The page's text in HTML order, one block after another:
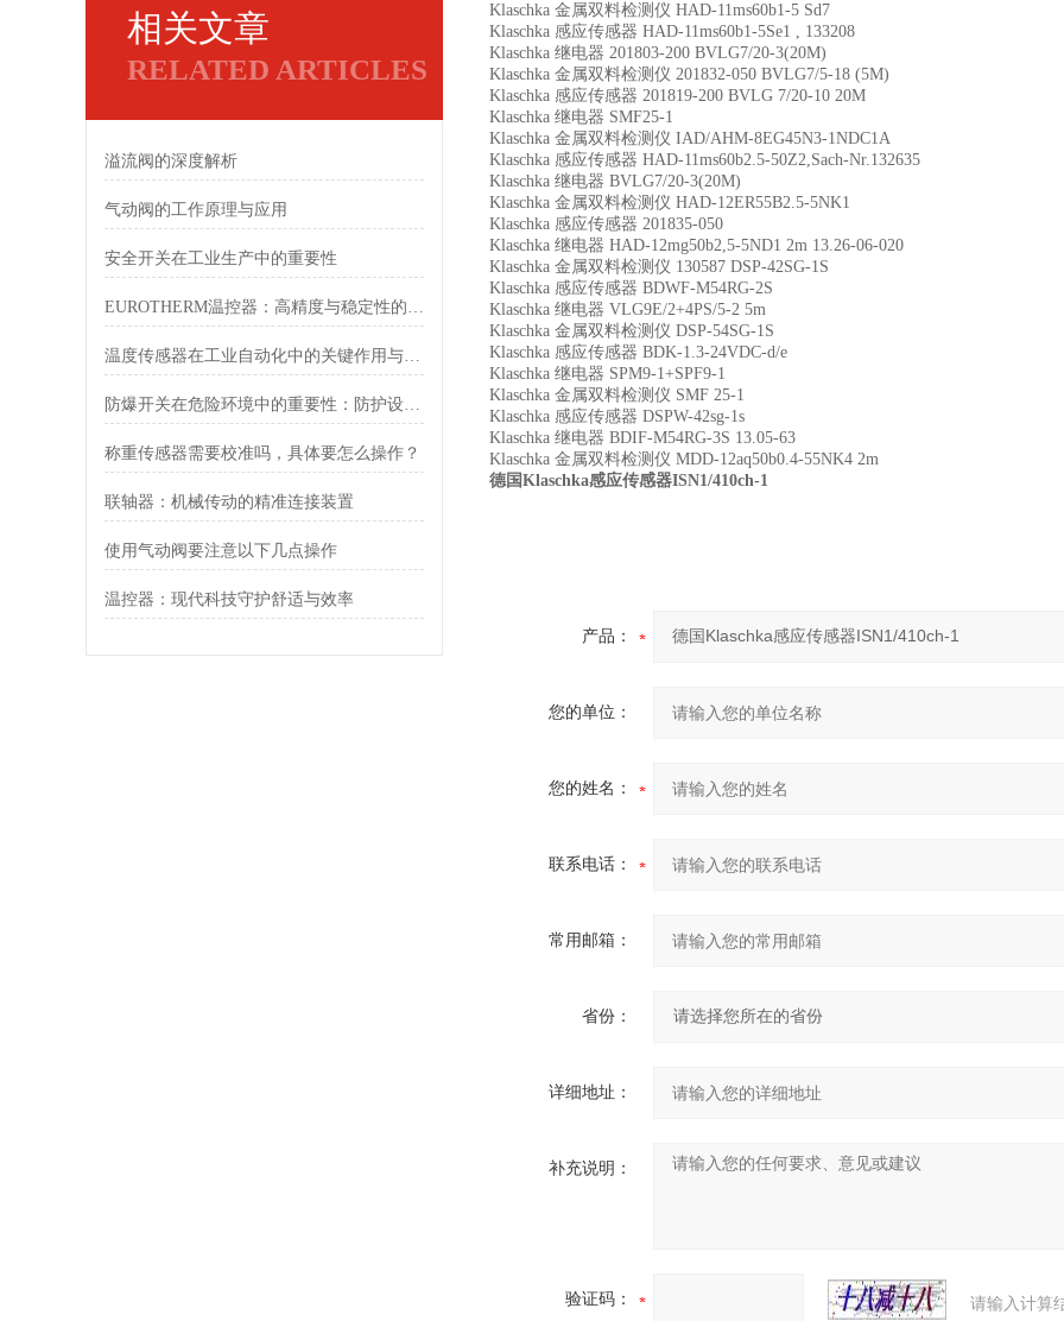
相关文章
RELATED ARTICLES
溢流阀的深度解析
气动阀的工作原理与应用
安全开关在工业生产中的重要性
EUROTHERM温控器：高精度与稳定性的工业解决方案
温度传感器在工业自动化中的关键作用与技术进展
防爆开关在危险环境中的重要性：防护设计与标准解读
称重传感器需要校准吗，具体要怎么操作？
联轴器：机械传动的精准连接装置
使用气动阀要注意以下几点操作
温控器：现代科技守护舒适与效率
Klaschka 金属双料检测仪 HAD-11ms60b1-5 Sd7
Klaschka 感应传感器 HAD-11ms60b1-5Se1 , 133208
Klaschka 继电器 201803-200 BVLG7/20-3(20M)
Klaschka 金属双料检测仪 201832-050 BVLG7/5-18 (5M)
Klaschka 感应传感器 201819-200 BVLG 7/20-10 20M
Klaschka 继电器 SMF25-1
Klaschka 金属双料检测仪 IAD/AHM-8EG45N3-1NDC1A
Klaschka 感应传感器 HAD-11ms60b2.5-50Z2,Sach-Nr.132635
Klaschka 继电器 BVLG7/20-3(20M)
Klaschka 金属双料检测仪 HAD-12ER55B2.5-5NK1
Klaschka 感应传感器 201835-050
Klaschka 继电器 HAD-12mg50b2,5-5ND1 2m 13.26-06-020
Klaschka 金属双料检测仪 130587 DSP-42SG-1S
Klaschka 感应传感器 BDWF-M54RG-2S
Klaschka 继电器 VLG9E/2+4PS/5-2 5m
Klaschka 金属双料检测仪 DSP-54SG-1S
Klaschka 感应传感器 BDK-1.3-24VDC-d/e
Klaschka 继电器 SPM9-1+SPF9-1
Klaschka 金属双料检测仪 SMF 25-1
Klaschka 感应传感器 DSPW-42sg-1s
Klaschka 继电器 BDIF-M54RG-3S 13.05-63
Klaschka 金属双料检测仪 MDD-12aq50b0.4-55NK4 2m
德国Klaschka感应传感器ISN1/410ch-1
产品：
您的单位：
您的姓名：
联系电话：
常用邮箱：
省份：
详细地址：
补充说明：
验证码： 请输入计算